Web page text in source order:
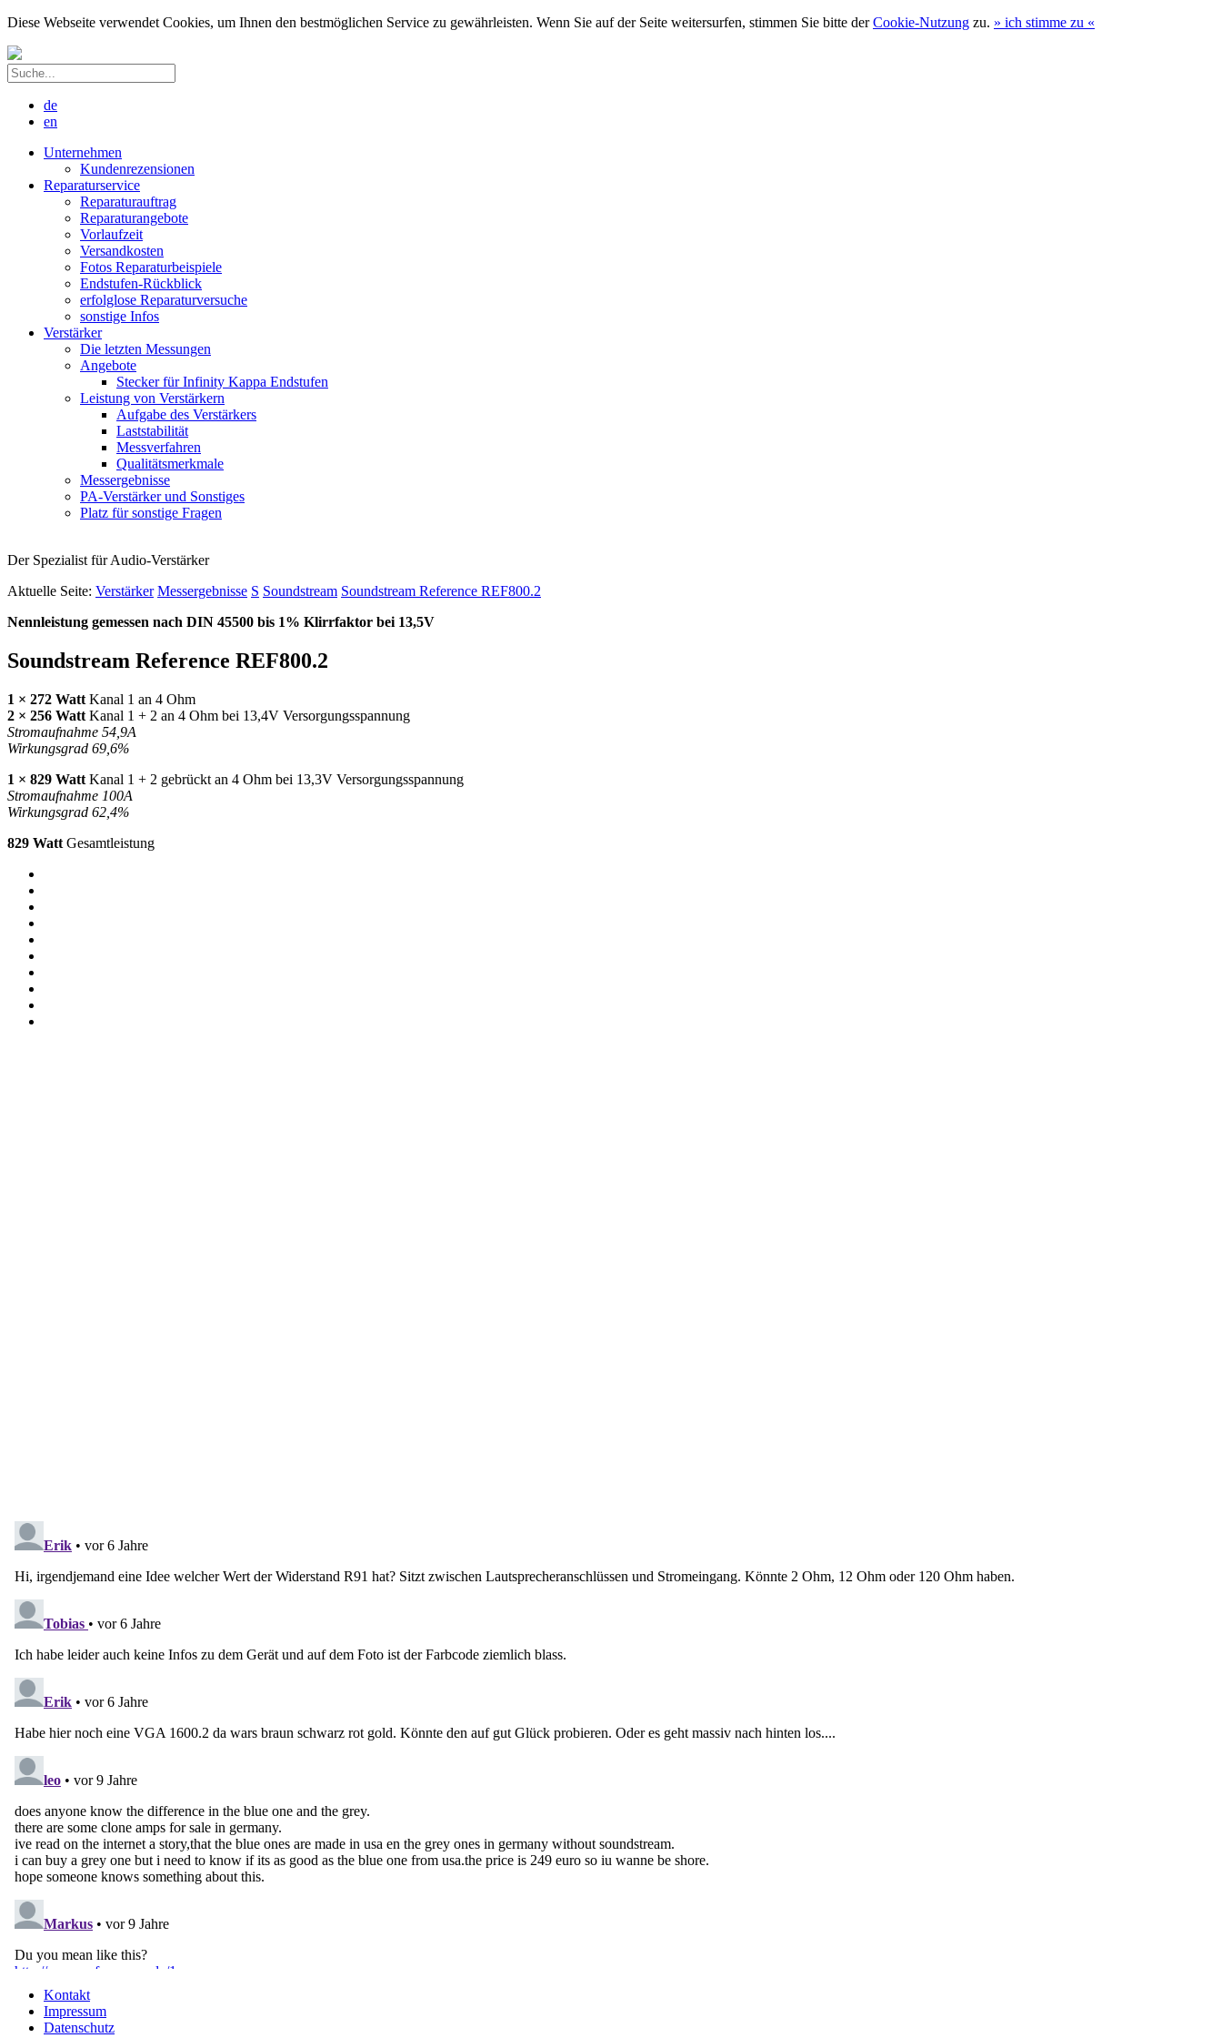
Diese Webseite verwendet Cookies, um Ihnen den bestmöglichen Service zu gewährleisten. Wenn Sie auf der Seite weitersurfen, stimmen Sie bitte derCookie-Nutzung zu. » ich stimme zu «
de
en
Unternehmen
Kundenrezensionen
Reparaturservice
Reparaturauftrag
Reparaturangebote
Vorlaufzeit
Versandkosten
Fotos Reparaturbeispiele
Endstufen-Rückblick
erfolglose Reparaturversuche
sonstige Infos
Verstärker
Die letzten Messungen
Angebote
Stecker für Infinity Kappa Endstufen
Leistung von Verstärkern
Aufgabe des Verstärkers
Laststabilität
Messverfahren
Qualitätsmerkmale
Messergebnisse
PA-Verstärker und Sonstiges
Platz für sonstige Fragen
Der Spezialist für Audio-Verstärker
Aktuelle Seite: Verstärker Messergebnisse S Soundstream Soundstream Reference REF800.2
Nennleistung gemessen nach DIN 45500 bis 1% Klirrfaktor bei 13,5V
Soundstream Reference REF800.2
1 × 272 Watt Kanal 1 an 4 Ohm
2 × 256 Watt Kanal 1 + 2 an 4 Ohm bei 13,4V Versorgungsspannung
Stromaufnahme 54,9A
Wirkungsgrad 69,6%
1 × 829 Watt Kanal 1 + 2 gebrückt an 4 Ohm bei 13,3V Versorgungsspannung
Stromaufnahme 100A
Wirkungsgrad 62,4%
829 Watt Gesamtleistung
Kontakt
Impressum
Datenschutz